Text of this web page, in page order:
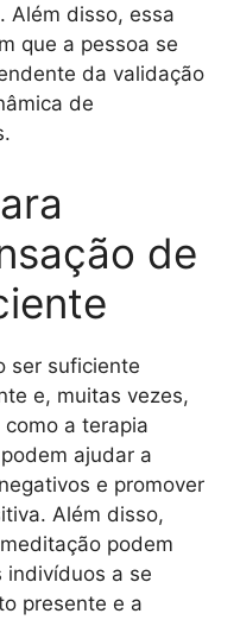
Além disso, essa
que a pessoa se
da validação
de
de
ser suficiente
e, muitas vezes,
a terapia
ajudar a
e promover
Além disso,
podem
indivíduos a se
presente e a